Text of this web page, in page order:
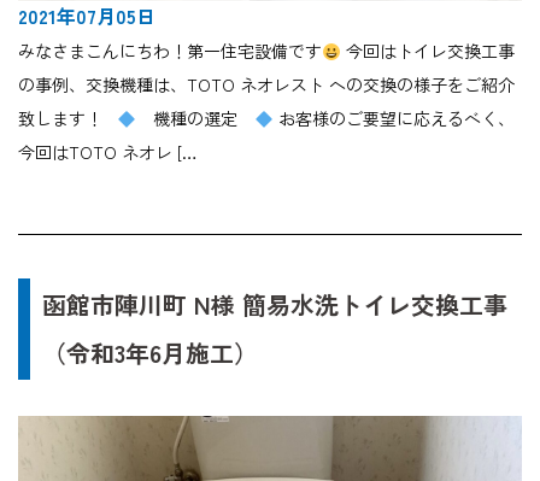
2021年07月05日
みなさまこんにちわ！第一住宅設備です
今回はトイレ交換工事
の事例、交換機種は、TOTO ネオレスト への交換の様子をご紹介
致します！
機種の選定
お客様のご要望に応えるべく、
今回はTOTO ネオレ […
函館市陣川町 N様 簡易水洗トイレ交換工事
（令和3年6月施工）